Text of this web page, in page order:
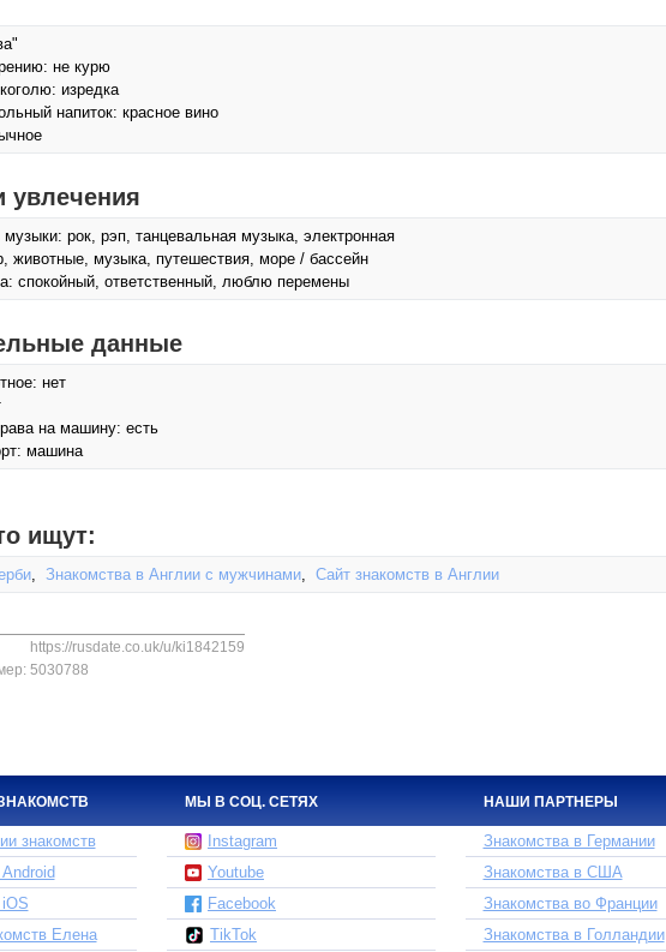
не курю
изредка
напиток: красное вино
увлечения
рок, рэп, танцевальная музыка, электронная
животные, музыка, путешествия, море / бассейн
спокойный, ответственный, люблю перемены
данные
нет
на машину: есть
машина
ищут:
, Знакомства в Англии с мужчинами, Сайт знакомств в Англии
https://rusdate.co.uk/u/ki1842159
5030788
МЫ В СОЦ. СЕТЯХ НАШИ ПАРТНЕРЫ
знакомств
Елена
Instagram
Youtube
Facebook
TikTok
Знакомства в Германии
Знакомства в США
Знакомства во Франции
Знакомства в Голландии